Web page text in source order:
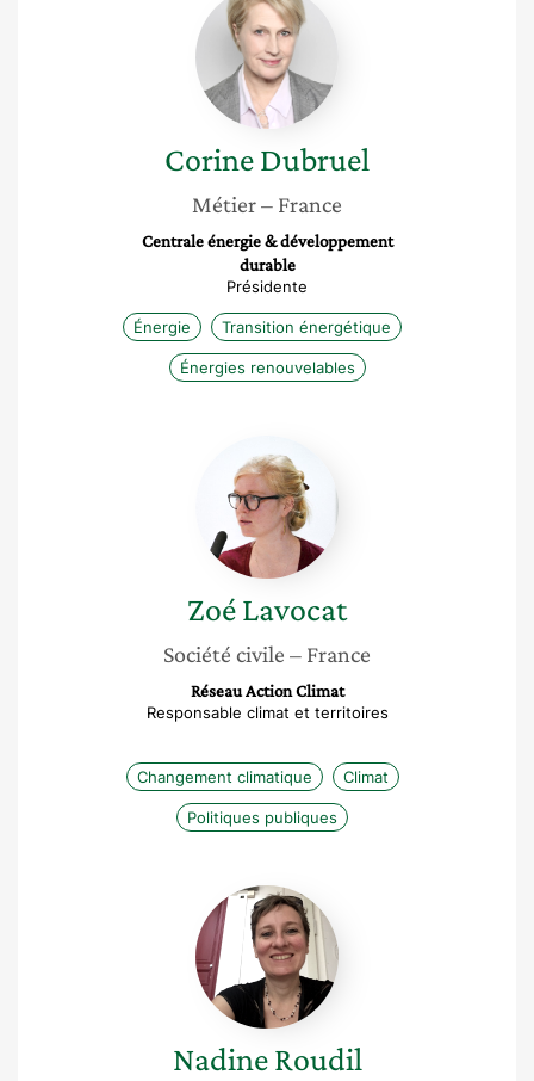
Dubruel
CorineDubruel
Métier– France
Centrale énergie & développement
durable
Présidente
Énergie Transition énergétique
Énergies renouvelables
Lavocat
ZoéLavocat
Société civile – France
Réseau Action Climat
Responsable climat et territoires
Changement climatique Climat
Politiques publiques
Nadine
Roudil
Nadine Roudil